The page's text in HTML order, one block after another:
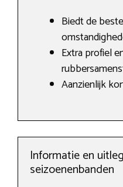
Biedt de
Extra profiel
Aanzienlijk
Informatie en
seizoenenbanden